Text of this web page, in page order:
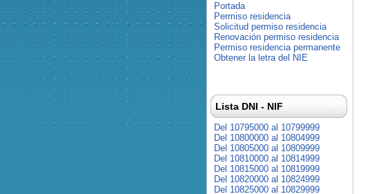
Portada
Permiso residencia
Solicitud permiso residencia
Renovación permiso residencia
Permiso residencia permanente
Obtener la letra del NIE
Lista DNI - NIF
Del 10795000 al 10799999
Del 10800000 al 10804999
Del 10805000 al 10809999
Del 10810000 al 10814999
Del 10815000 al 10819999
Del 10820000 al 10824999
Del 10825000 al 10829999